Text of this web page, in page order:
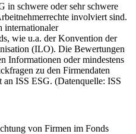
in schwere oder sehr schwere
involviert sind.
internationaler
wie u.a. der Konvention der
(ILO). Die Bewertungen
Informationen oder mindestens
zu den Firmendaten
ISS ESG. (Datenquelle: ISS
von Firmen im Fonds